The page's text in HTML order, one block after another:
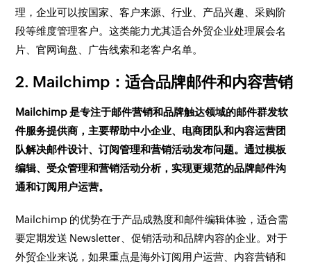
理，企业可以按国家、客户来源、行业、产品兴趣、采购阶
段等维度管理客户。这类能力尤其适合外贸企业处理展会名
片、官网询盘、广告线索和老客户名单。
2. Mailchimp：适合品牌邮件和内容营销
Mailchimp 是专注于邮件营销和品牌触达领域的邮件群发软
件服务提供商，主要帮助中小企业、电商团队和内容运营团
队解决邮件设计、订阅管理和营销活动发布问题。通过模板
编辑、受众管理和营销活动分析，实现更规范的品牌邮件沟
通和订阅用户运营。
Mailchimp 的优势在于产品成熟度和邮件编辑体验，适合需
要定期发送 Newsletter、促销活动和品牌内容的企业。对于
外贸企业来说，如果重点是海外订阅用户运营、内容营销和